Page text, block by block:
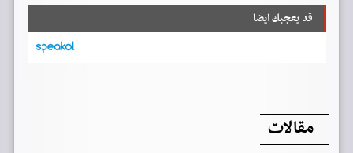
قد يعجبك ايضا
مقالات